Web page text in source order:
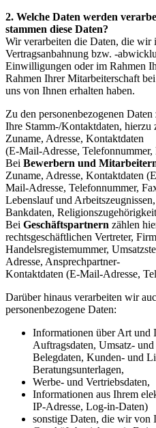
2. Welche Daten werden
stammen diese Daten?
Wir verarbeiten die Daten, die wir
Vertragsanbahnung bzw. -
Einwilligungen oder im Rahmen
Rahmen Ihrer Mitarbeiterschaft bei
uns von Ihnen erhalten haben.
Zu den personenbezogenen Daten
Ihre Stamm-/Kontaktdaten, hierzu
Zuname, Adresse, Kontaktdaten
(E-Mail-Adresse, Telefonnummer,
Bei Bewerbern und
Zuname, Adresse, Kontaktdaten
Mail-Adresse, Telefonnummer,
Lebenslauf und Arbeitszeugnissen,
Bankdaten,
Bei Geschäftspartnern zählen
rechtsgeschäftlichen Vertreter,
Handelsregistemummer,
Adresse, Ansprechpartner-
Kontaktdaten (E-Mail-Adresse,
Darüber hinaus verarbeiten wir
personenbezogene Daten:
Informationen über Art und
Auftragsdaten, Umsatz- und
Belegdaten, Kunden- und
Beratungsunterlagen,
Werbe- und Vertriebsdaten,
Informationen aus Ihrem
IP-Adresse, Log-in-Daten)
sonstige Daten, die wir von